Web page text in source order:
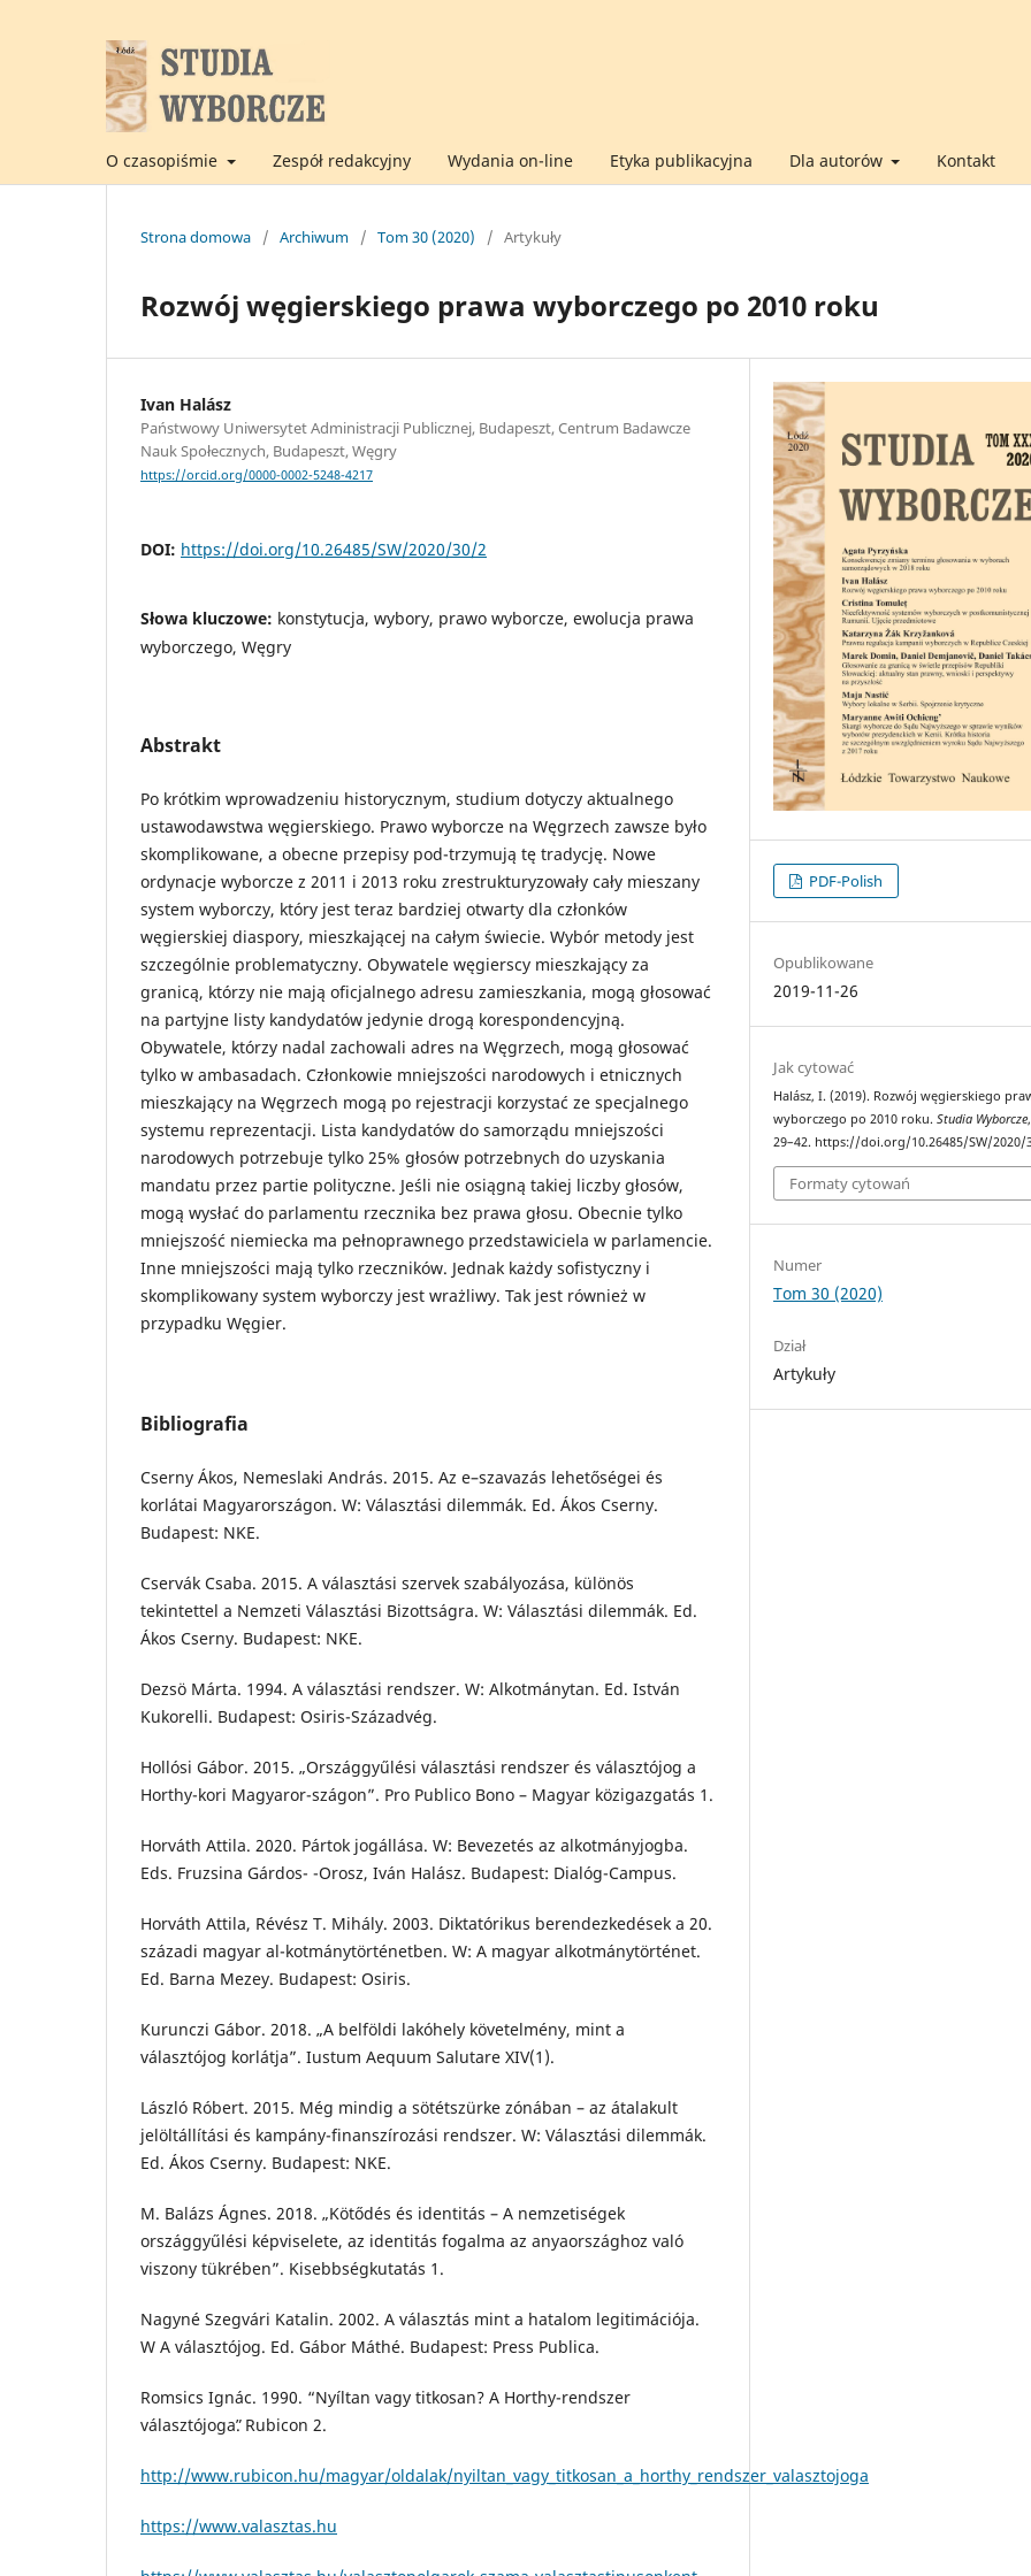
O czasopiśmie Zespół redakcyjny Wydania on-line Etyka publikacyjna Dla autorów Kontakt
Strona domowa / Archiwum / Tom 30 (2020) / Artykuły
Rozwój węgierskiego prawa wyborczego po 2010 roku
Ivan Halász
Państwowy Uniwersytet Administracji Publicznej, Budapeszt, Centrum Badawcze
Nauk Społecznych, Budapeszt, Węgry
https://orcid.org/0000-0002-5248-4217
DOI: https://doi.org/10.26485/SW/2020/30/2
Słowa kluczowe: konstytucja, wybory, prawo wyborcze, ewolucja prawa
wyborczego, Węgry
Abstrakt
Po krótkim wprowadzeniu historycznym, studium dotyczy aktualnego
ustawodawstwa węgierskiego. Prawo wyborcze na Węgrzech zawsze było
skomplikowane, a obecne przepisy pod-trzymują tę tradycję. Nowe
ordynacje wyborcze z 2011 i 2013 roku zrestrukturyzowały cały mieszany
system wyborczy, który jest teraz bardziej otwarty dla członków
węgierskiej diaspory, mieszkającej na całym świecie. Wybór metody jest
szczególnie problematyczny. Obywatele węgierscy mieszkający za
granicą, którzy nie mają oficjalnego adresu zamieszkania, mogą głosować
na partyjne listy kandydatów jedynie drogą korespondencyjną.
Obywatele, którzy nadal zachowali adres na Węgrzech, mogą głosować
tylko w ambasadach. Członkowie mniejszości narodowych i etnicznych
mieszkający na Węgrzech mogą po rejestracji korzystać ze specjalnego
systemu reprezentacji. Lista kandydatów do samorządu mniejszości
narodowych potrzebuje tylko 25% głosów potrzebnych do uzyskania
mandatu przez partie polityczne. Jeśli nie osiągną takiej liczby głosów,
mogą wysłać do parlamentu rzecznika bez prawa głosu. Obecnie tylko
mniejszość niemiecka ma pełnoprawnego przedstawiciela w parlamencie.
Inne mniejszości mają tylko rzeczników. Jednak każdy sofistyczny i
skomplikowany system wyborczy jest wrażliwy. Tak jest również w
przypadku Węgier.
Bibliografia
Cserny Ákos, Nemeslaki András. 2015. Az e–szavazás lehetőségei és
korlátai Magyarországon. W: Választási dilemmák. Ed. Ákos Cserny.
Budapest: NKE.
Cservák Csaba. 2015. A választási szervek szabályozása, különös
tekintettel a Nemzeti Választási Bizottságra. W: Választási dilemmák. Ed.
Ákos Cserny. Budapest: NKE.
Dezsö Márta. 1994. A választási rendszer. W: Alkotmánytan. Ed. István
Kukorelli. Budapest: Osiris-Századvég.
Hollósi Gábor. 2015. „Országgyűlési választási rendszer és választójog a
Horthy-kori Magyaror-szágon”. Pro Publico Bono – Magyar közigazgatás 1.
Horváth Attila. 2020. Pártok jogállása. W: Bevezetés az alkotmányjogba.
Eds. Fruzsina Gárdos- -Orosz, Iván Halász. Budapest: Dialóg-Campus.
Horváth Attila, Révész T. Mihály. 2003. Diktatórikus berendezkedések a 20.
századi magyar al-kotmánytörténetben. W: A magyar alkotmánytörténet.
Ed. Barna Mezey. Budapest: Osiris.
Kurunczi Gábor. 2018. „A belföldi lakóhely követelmény, mint a
választójog korlátja”. Iustum Aequum Salutare XIV(1).
László Róbert. 2015. Még mindig a sötétszürke zónában – az átalakult
jelöltállítási és kampány-finanszírozási rendszer. W: Választási dilemmák.
Ed. Ákos Cserny. Budapest: NKE.
M. Balázs Ágnes. 2018. „Kötődés és identitás – A nemzetiségek
országgyűlési képviselete, az identitás fogalma az anyaországhoz való
viszony tükrében”. Kisebbségkutatás 1.
Nagyné Szegvári Katalin. 2002. A választás mint a hatalom legitimációja.
W A választójog. Ed. Gábor Máthé. Budapest: Press Publica.
Romsics Ignác. 1990. “Nyíltan vagy titkosan? A Horthy-rendszer
választójogaˮ. Rubicon 2.
http://www.rubicon.hu/magyar/oldalak/nyiltan_vagy_titkosan_a_horthy_rendszer_valasztojoga
https://www.valasztas.hu
PDF-Polish
Opublikowane
2019-11-26
Jak cytować
Halász, I. (2019). Rozwój węgierskiego
wyborczego po 2010 roku.Studia Wyborcze
29–42. https://doi.org/10.26485/SW/2020/
Formaty cytowań
Numer
Tom 30 (2020)
Dział
Artykuły